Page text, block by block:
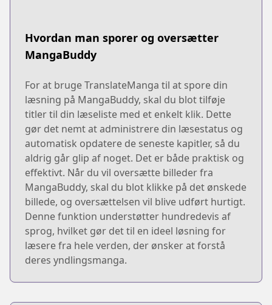
Hvordan man sporer og oversætter
MangaBuddy
For at bruge TranslateManga til at spore din
læsning på MangaBuddy, skal du blot tilføje
titler til din læseliste med et enkelt klik. Dette
gør det nemt at administrere din læsestatus og
automatisk opdatere de seneste kapitler, så du
aldrig går glip af noget. Det er både praktisk og
effektivt. Når du vil oversætte billeder fra
MangaBuddy, skal du blot klikke på det ønskede
billede, og oversættelsen vil blive udført hurtigt.
Denne funktion understøtter hundredevis af
sprog, hvilket gør det til en ideel løsning for
læsere fra hele verden, der ønsker at forstå
deres yndlingsmanga.